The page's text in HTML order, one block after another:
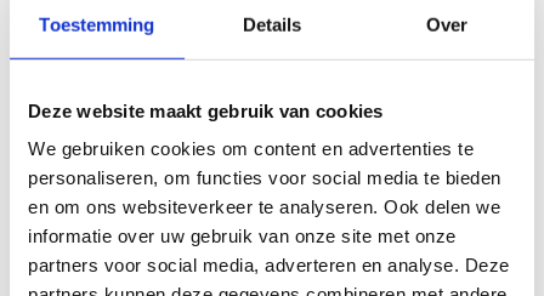
Toestemming Details Over
Deze website maakt gebruik van cookies
We gebruiken cookies om content en advertenties te
personaliseren, om functies voor social media te bieden
en om ons websiteverkeer te analyseren. Ook delen we
informatie over uw gebruik van onze site met onze
partners voor social media, adverteren en analyse. Deze
oefenen en fouten te maken. Hierdoor groeien medewerkers
niet alleen in hun vak, maar versterken zij ook het team. ECM
gebied van vakopleiding, leiderschap en digitale vaardigheden.
‘Op deze manier blijven medewerkers zich ontwikkelen en blijft
Vakmanschap en creativiteit worden bij Label Vandenberg
versterkt door slimme digitale tools. Rick volgde de ECM-cursus